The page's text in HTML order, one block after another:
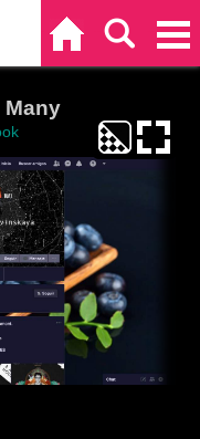
Many